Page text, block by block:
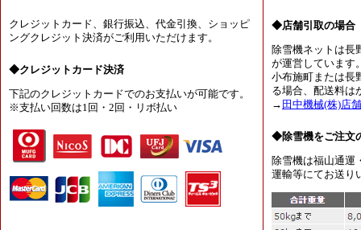
クレジットカード、銀行振込、代金引換、ショッピ
ングクレジット決済がご利用いただけます。
◆クレジットカード決済
下記のクレジットカードでのお支払いが可能です。
※支払い回数は1回・2回・リボ払い
◆店舗引取の場合
除雪機ネットは長
が運営しています
小布施町または長
る場合、配送料は
→ 田中機械(株)店
◆除雪機をご注文
除雪機は福山通運
運輸等にてお送り